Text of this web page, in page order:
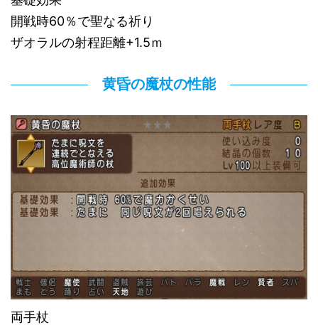
開戦時60％で聖なる祈り
ザオラルの射程距離+1.5ｍ
黄昏の魔杖の性能
両手杖